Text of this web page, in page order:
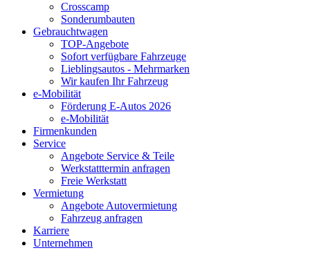
Crosscamp
Sonderumbauten
Gebrauchtwagen
TOP-Angebote
Sofort verfügbare Fahrzeuge
Lieblingsautos - Mehrmarken
Wir kaufen Ihr Fahrzeug
e-Mobilität
Förderung E-Autos 2026
e-Mobilität
Firmenkunden
Service
Angebote Service & Teile
Werkstatttermin anfragen
Freie Werkstatt
Vermietung
Angebote Autovermietung
Fahrzeug anfragen
Karriere
Unternehmen